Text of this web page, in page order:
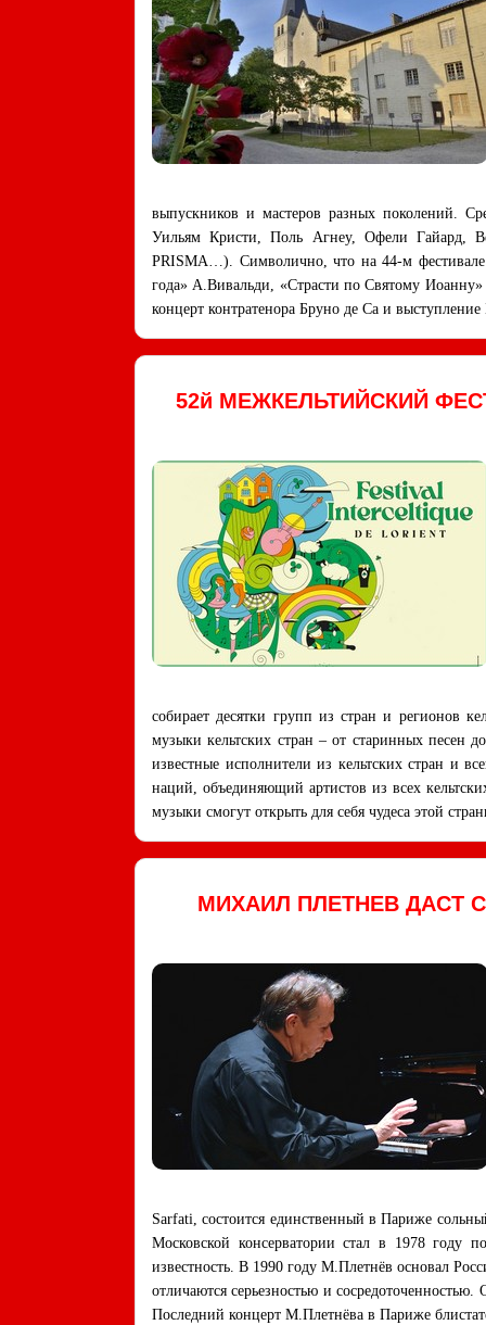
выпускников и мастеров разных поколений.
Уильям Кристи, Поль Агнеу, Офели Гайард,
PRISMA…). Символично, что на 44-м фестивале
года» А.Вивальди, «Страсти по Святому
концерт контратенора Бруно де Са и
52й МЕЖКЕЛЬТИЙСКИЙ
собирает десятки групп из стран и регионов
музыки кельтских стран – от старинных песен
известные исполнители из кельтских стран и
наций, объединяющий артистов из всех
музыки смогут открыть для себя чудеса этой
МИХАИЛ ПЛЕТНEВ ДАСТ
Sarfati, состоится единственный в Париже
Московской консерватории стал в 1978 году
известность. В 1990 году М.Плетнёв основал
отличаются серьезностью и
Последний концерт М.Плетнёва в Париже